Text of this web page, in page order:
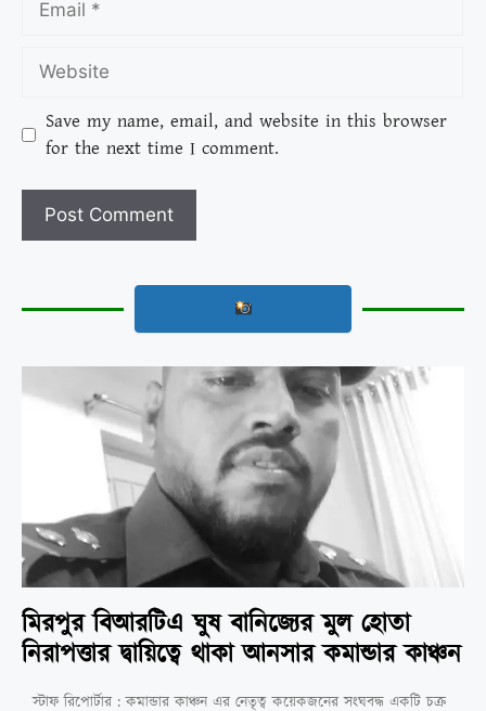
Save my name, email, and website in this browser
for the next time I comment.
মিরপুর বিআরটিএ ঘুষ বানিজ্যের মুল হোতা
নিরাপত্তার দ্বায়িত্বে থাকা আনসার কমান্ডার কাঞ্চন
স্টাফ রিপোর্টার : কমান্ডার কাঞ্চন এর নেতৃত্ব কয়েকজনের সংঘবদ্ধ একটি চক্র